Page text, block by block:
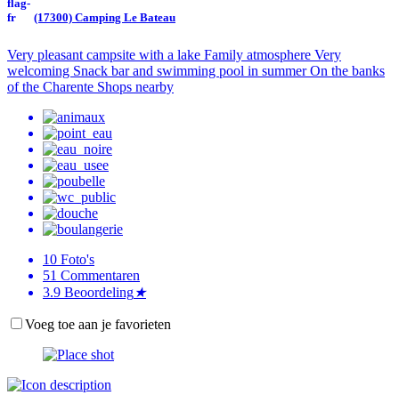
(17300) Camping Le Bateau
Very pleasant campsite with a lake Family atmosphere Very
welcoming Snack bar and swimming pool in summer On the banks
of the Charente Shops nearby
10 Foto's
51 Commentaren
3.9 Beoordeling★
Voeg toe aan je favorieten